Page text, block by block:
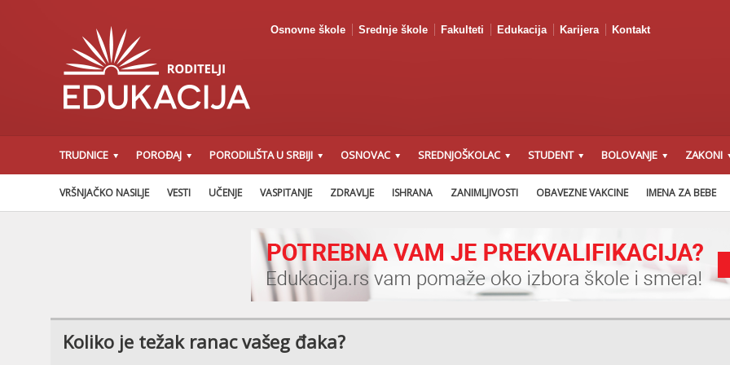
Osnovne škole Srednje škole Fakulteti Edukacija Karijera Kontakt
TRUDNICE POROĐAJ PORODILIŠTA U SRBIJI OSNOVAC SREDNJOŠKOLAC STUDENT BOLOVANJE ZAKONI
VRŠNJAČKO NASILJE VESTI UČENJE VASPITANJE ZDRAVLJE ISHRANA ZANIMLJIVOSTI OBAVEZNE VAKCINE IMENA ZA BEBE
Koliko je težak ranac vašeg đaka?